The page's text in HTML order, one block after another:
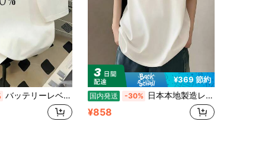
バッテリーレベル0 シャツ バッテリーハート空 充電中 バッテリー空 Tシャツ
¥369 節約
国内発送 -30% 日本本地製造レディース 夏用 カジュアル ゆったり GALFY ドッグプリント コットン半袖Tシャツ
¥858